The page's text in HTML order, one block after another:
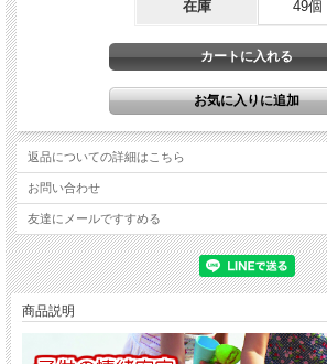
在庫 49個
返品についての詳細はこちら
お問い合わせ
友達にメールですすめる
商品説明